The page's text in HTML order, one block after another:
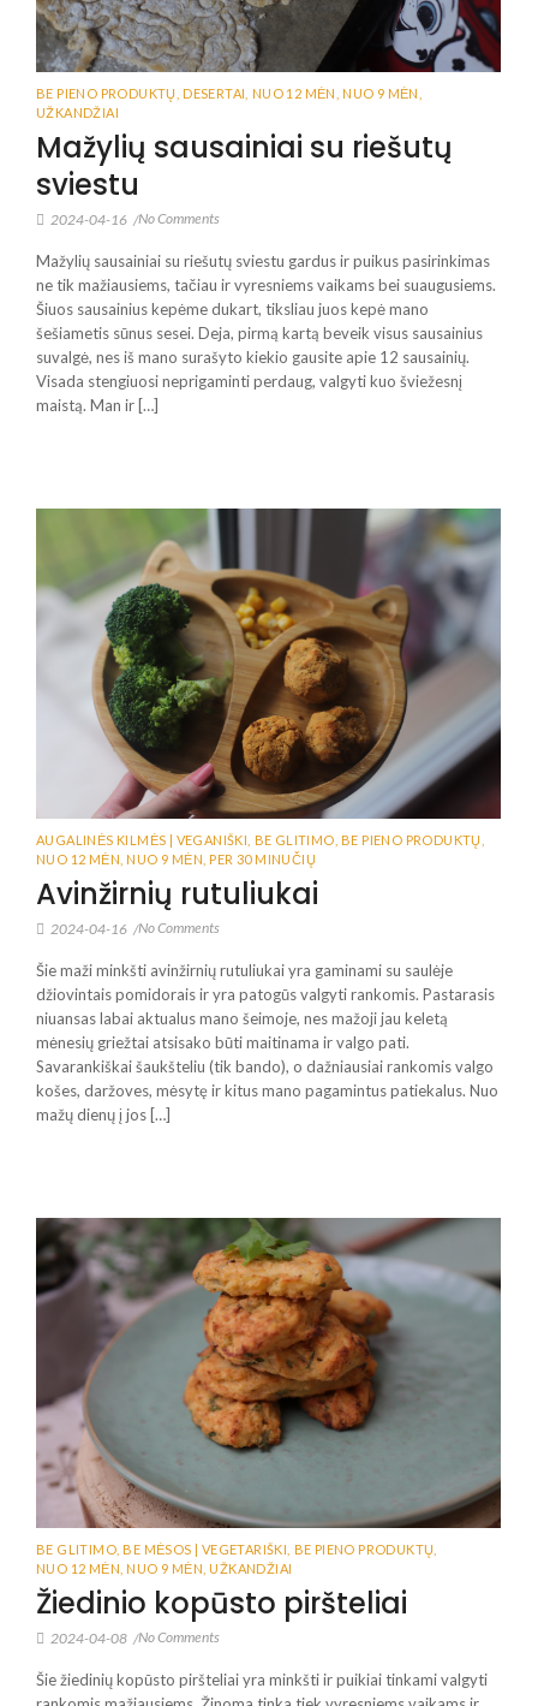
BE PIENO PRODUKTŲ DESERTAI NUO 12 MĖN NUO 9 MĖN
UŽKANDŽIAI
Mažylių sausainiai su riešutų
sviestu
2024-04-16 /No Comments
Mažylių sausainiai su riešutų sviestu gardus ir puikus pasirinkimas
ne tik mažiausiems, tačiau ir vyresniems vaikams bei suaugusiems.
Šiuos sausainius kepėme dukart, tiksliau juos kepė mano
šešiametis sūnus sesei. Deja, pirmą kartą beveik visus sausainius
suvalgė, nes iš mano surašyto kiekio gausite apie 12 sausainių.
Visada stengiuosi neprigaminti perdaug, valgyti kuo šviežesnį
maistą. Man ir […]
AUGALINĖS KILMĖS | VEGANIŠKI BE GLITIMO BE PIENO PRODUKTŲ
NUO 12 MĖN NUO 9 MĖN PER 30 MINUČIŲ
Avinžirnių rutuliukai
2024-04-16 /No Comments
Šie maži minkšti avinžirnių rutuliukai yra gaminami su saulėje
džiovintais pomidorais ir yra patogūs valgyti rankomis. Pastarasis
niuansas labai aktualus mano šeimoje, nes mažoji jau keletą
mėnesių griežtai atsisako būti maitinama ir valgo pati.
Savarankiškai šaukšteliu (tik bando), o dažniausiai rankomis valgo
košes, daržoves, mėsytę ir kitus mano pagamintus patiekalus. Nuo
mažų dienų į jos […]
BE GLITIMO BE MĖSOS | VEGETARIŠKI BE PIENO PRODUKTŲ
NUO 12 MĖN NUO 9 MĖN UŽKANDŽIAI
Žiedinio kopūsto piršteliai
2024-04-08 /No Comments
Šie žiedinių kopūsto piršteliai yra minkšti ir puikiai tinkami valgyti